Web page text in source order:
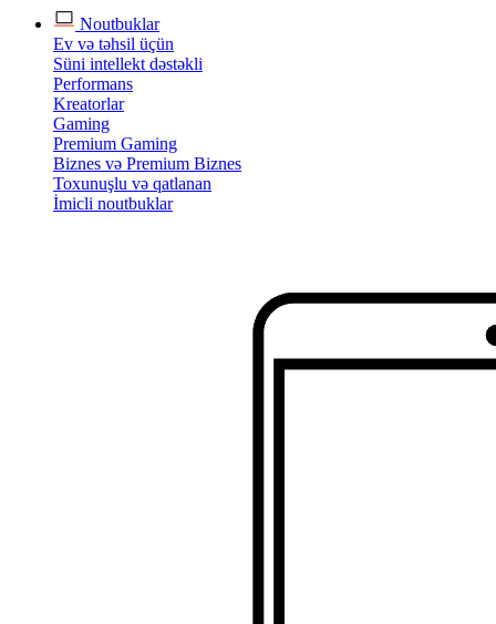
Noutbuklar
Ev və təhsil üçün
Süni intellekt dəstəkli
Performans
Kreatorlar
Gaming
Premium Gaming
Biznes və Premium Biznes
Toxunuşlu və qatlanan
İmicli noutbuklar